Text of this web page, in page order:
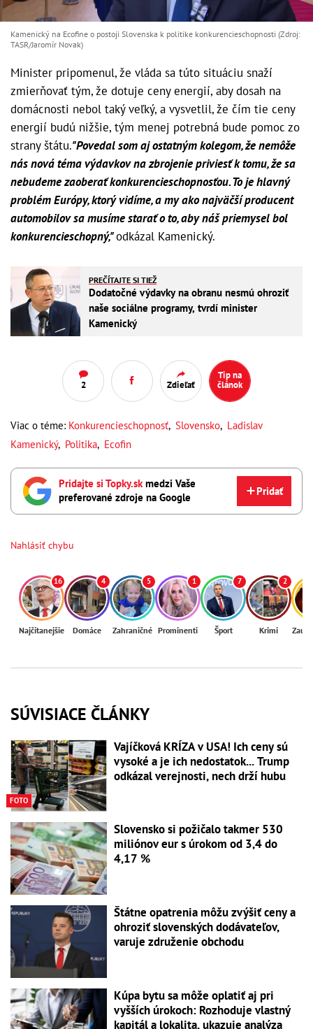
Kamenický na Ecofine o postoji Slovenska k politike konkurencieschopnosti (Zdroj:
TASR/Jaromír Novak)
Minister pripomenul, že vláda sa túto situáciu snaží
zmierňovať tým, že dotuje ceny energií, aby dosah na
domácnosti nebol taký veľký, a vysvetlil, že čím tie ceny
energií budú nižšie, tým menej potrebná bude pomoc zo
strany štátu."Povedal som aj ostatným kolegom, že nemôže
nás nová téma výdavkov na zbrojenie priviesť k tomu, že sa
nebudeme zaoberať konkurencieschopnosťou. To je hlavný
problém Európy, ktorý vidíme, a my ako najväčší producent
automobilov sa musíme starať o to, aby náš priemysel bol
konkurencieschopný,"odkázal Kamenický.
PREČÍTAJTE SI TIEŽ
Dodatočné výdavky na obranu nesmú ohroziť
naše sociálne programy, tvrdí minister
Kamenický
2 Zdieľať
Tip na
článok
Viac o téme: Konkurencieschopnosť, Slovensko, Ladislav
Kamenický, Politika, Ecofin
Pridajte si Topky.skmedzi Vaše
preferované zdroje na Google
Pridať
Nahlásiť chybu
16
Najčítanejšie
4
Domáce
5
Zahraničné
1
Prominenti
7
Šport
2
Krimi
SÚVISIACE ČLÁNKY
FOTO
Vajíčková KRÍZA v USA! Ich ceny sú
vysoké a je ich nedostatok... Trump
odkázal verejnosti, nech drží hubu
Slovensko si požičalo takmer 530
miliónov eur s úrokom od 3,4 do
4,17 %
Štátne opatrenia môžu zvýšiť ceny a
ohroziť slovenských dodávateľov,
varuje združenie obchodu
Kúpa bytu sa môže oplatiť aj pri
vyšších úrokoch: Rozhoduje vlastný
kapitál a lokalita, ukazuje analýza